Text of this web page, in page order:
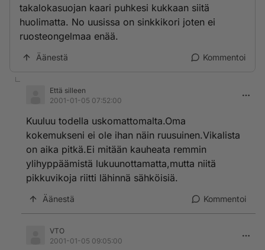
takalokasuojan kaari puhkesi kukkaan siitä
huolimatta. No uusissa on sinkkikori joten ei
ruosteongelmaa enää.
Äänestä Kommentoi
Että silleen
2001-01-05 07:52:00
Kuuluu todella uskomattomalta.Oma
kokemukseni ei ole ihan näin ruusuinen.Vikalista
on aika pitkä.Ei mitään kauheata remmin
ylihyppäämistä lukuunottamatta,mutta niitä
pikkuvikoja riitti lähinnä sähköisiä.
Äänestä Kommentoi
VTO
2001-01-05 09:05:00